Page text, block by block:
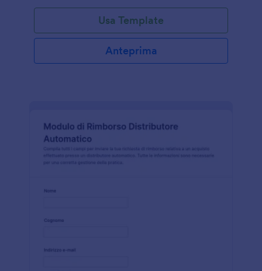
Usa Template
Anteprima